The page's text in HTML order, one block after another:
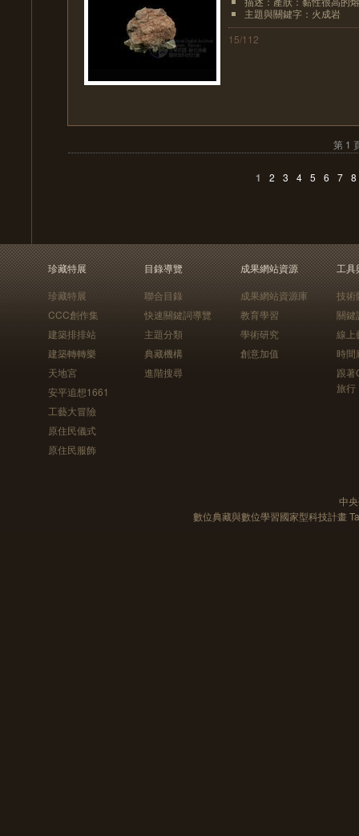
主題與關鍵字：火成岩
15/112
第 1
1 2 3 4 5 6 7 8
珍藏特展
珍藏特展
CCC創作集
建築排排站
建築轉轉樂
天地宮
安平追想1661
工藝大冒險
原住民儀式
原住民服飾
目錄導覽
聯合目錄
快速關鍵詞導覽
主題分類
典藏機構
進階搜尋
成果網站資源
成果網站資源庫
教育學習
學術研究
創意加值
工具
技術
關鍵
線上
時間
跟
旅行
中
數位典藏與數位學習國家型科技計畫